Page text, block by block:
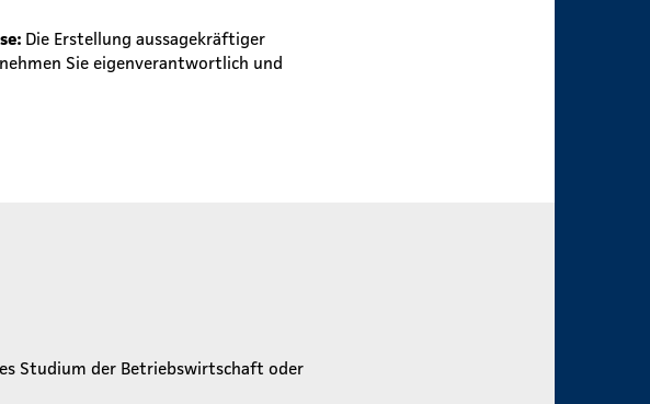
Die Erstellung aussagekräftiger
Sie eigenverantwortlich und
Studium der Betriebswirtschaft oder